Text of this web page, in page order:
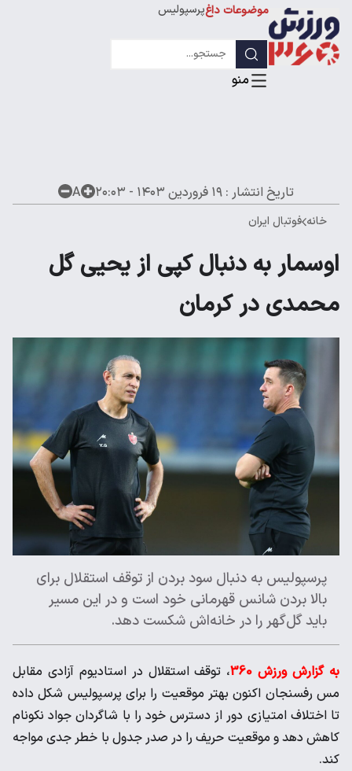
موضوعات داغپرسپولیس
لیگ قهرمانان
تاریخ انتشار : ۱۹ فروردین ۱۴۰۳ - ۲۰:۰۳ A
خانه فوتبال ایران
اوسمار به دنبال کپی از یحیی گل
محمدی در کرمان
پرسپولیس به دنبال سود بردن از توقف استقلال برای
بالا بردن شانس قهرمانی خود است و در این مسیر
باید گل‌گهر را در خانه‌اش شکست دهد.
به گزارش ورزش 360
، توقف استقلال در استادیوم آزادی مقابل
مس رفسنجان اکنون بهتر موقعیت را برای پرسپولیس شکل داده
تا اختلاف امتیازی دور از دسترس خود را با شاگردان جواد نکونام
کاهش دهد و موقعیت حریف را در صدر جدول با خطر جدی مواجه
کند.